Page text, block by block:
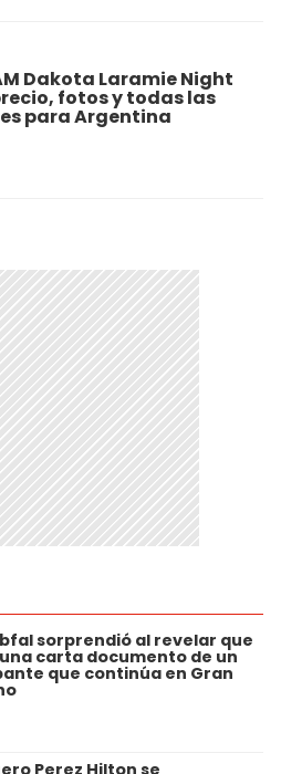
Dakota Laramie Night
fotos y todas las
para Argentina
sorprendió al revelar que
carta documento de un
que continúa en Gran
Perez Hilton se